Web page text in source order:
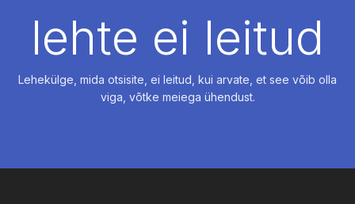
lehte ei leitud
Lehekülge, mida otsisite, ei leitud, kui arvate, et see võib olla
viga, võtke meiega ühendust.